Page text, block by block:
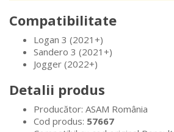
Compatibilitate
Logan 3 (2021+)
Sandero 3 (2021+)
Jogger (2022+)
Detalii produs
Producător: ASAM România
Cod produs: 57667